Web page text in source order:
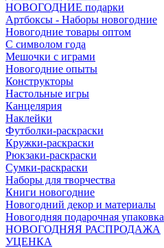
НОВОГОДНИЕ подарки
Артбоксы - Наборы новогодние
Новогодние товары оптом
С символом года
Мешочки с играми
Новогодние опыты
Конструкторы
Настольные игры
Канцелярия
Наклейки
Футболки-раскраски
Кружки-раскраски
Рюкзаки-раскраски
Сумки-раскраски
Наборы для творчества
Книги новогодние
Новогодний декор и материалы
Новогодняя подарочная упаковка
НОВОГОДНЯЯ РАСПРОДАЖА
УЦЕНКА